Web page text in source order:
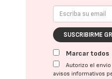
SUSCRIBIRME
Marcar todos
Autorizo el
avisos informativos